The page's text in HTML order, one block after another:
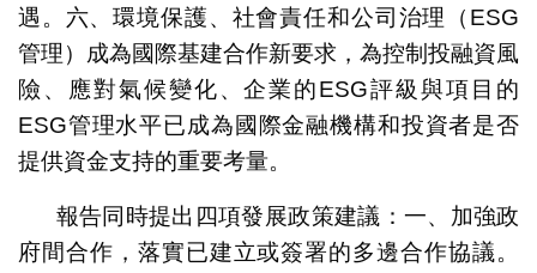
遇。六、環境保護、社會責任和公司治理（ESG
管理）成為國際基建合作新要求，為控制投融資風
險、應對氣候變化、企業的ESG評級與項目的
ESG管理水平已成為國際金融機構和投資者是否
提供資金支持的重要考量。
報告同時提出四項發展政策建議：一、加強政
府間合作，落實已建立或簽署的多邊合作協議。